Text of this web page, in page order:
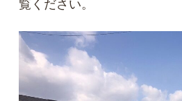
覧ください。